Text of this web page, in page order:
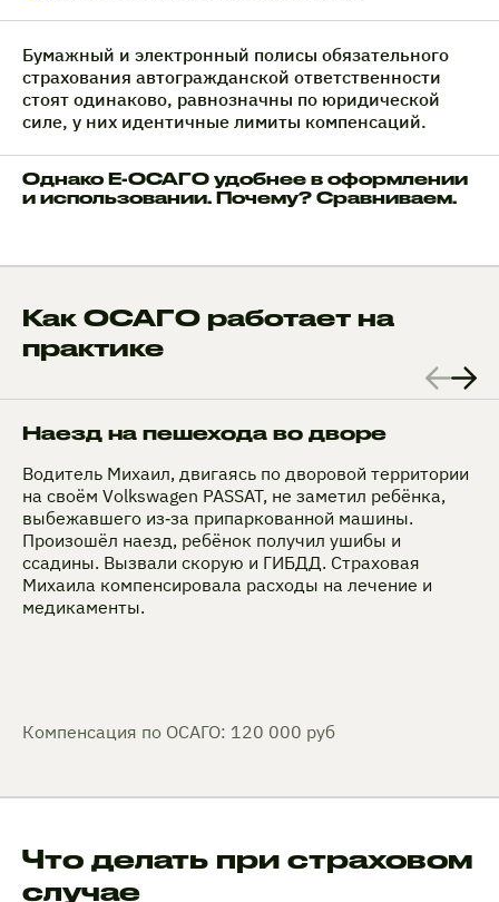
Бумажный и электронный полисы обязательного
страхования автогражданской ответственности
стоят одинаково, равнозначны по юридической
силе, у них идентичные лимиты компенсаций.
Однако Е-ОСАГО удобнее в оформлении
и использовании. Почему? Сравниваем.
Как ОСАГО работает на
практике
Наезд на пешехода во дворе
Водитель Михаил, двигаясь по дворовой территории
на своём Volkswagen PASSAT, не заметил ребёнка,
выбежавшего из‑за припаркованной машины.
Произошёл наезд, ребёнок получил ушибы и
ссадины. Вызвали скорую и ГИБДД. Страховая
Михаила компенсировала расходы на лечение и
медикаменты.
Компенсация по ОСАГО: 120 000 руб
Что делать при страховом
случае